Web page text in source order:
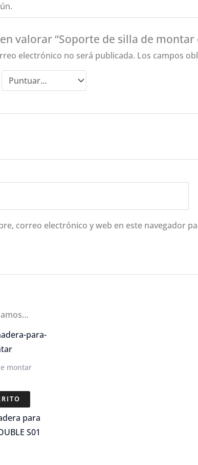
valorar “Soporte de silla de montar
electrónico no será publicada. Los campos
correo electrónico y web en este navegador
montar
para
S01